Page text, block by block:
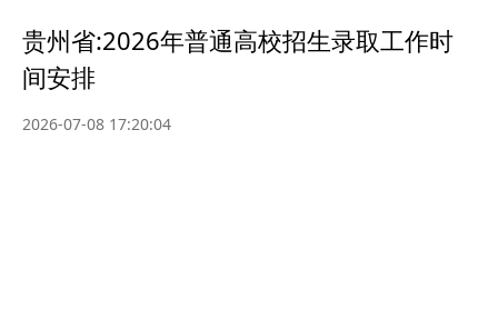
贵州省:2026年普通高校招生录取工作时
间安排
2026-07-08 17:20:04